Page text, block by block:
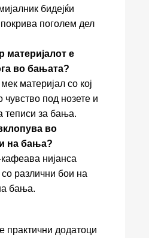
бидејќи
поголем дел
е
во бањата?
материјал со кој
чувство под нозете и
теписи за бања.
во
на бања?
нијанса
различни бои на
бања.
додатоци